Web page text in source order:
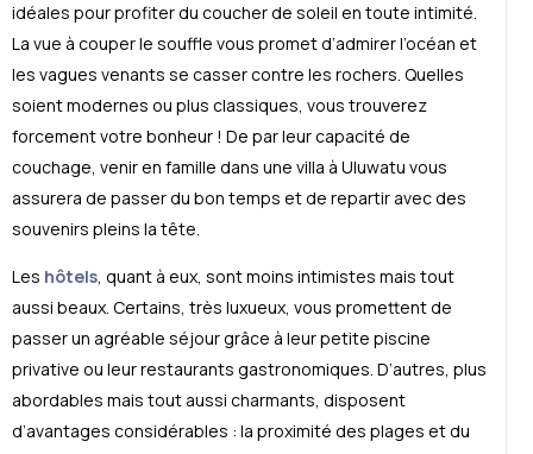
idéales pour profiter du coucher de soleil en toute intimité.
La vue à couper le souffle vous promet d’admirer l’océan et
les vagues venants se casser contre les rochers. Quelles
soient modernes ou plus classiques, vous trouverez
forcement votre bonheur ! De par leur capacité de
couchage, venir en famille dans une villa à Uluwatu vous
assurera de passer du bon temps et de repartir avec des
souvenirs pleins la tête.
Les hôtels, quant à eux, sont moins intimistes mais tout
aussi beaux. Certains, très luxueux, vous promettent de
passer un agréable séjour grâce à leur petite piscine
privative ou leur restaurants gastronomiques. D’autres, plus
abordables mais tout aussi charmants, disposent
d’avantages considérables : la proximité des plages et du